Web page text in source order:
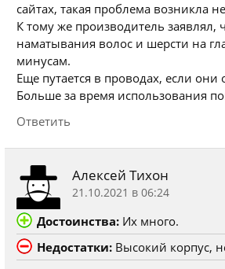
сайтах, такая проблема возникла
К тому же производитель заявлял,
наматывания волос и шерсти на
минусам.
Еще путается в проводах, если
Больше за время использования
Ответить
Алексей Тихон
21.10.2021 в 06:24
Достоинства: Их много.
Недостатки: Высокий корпус,